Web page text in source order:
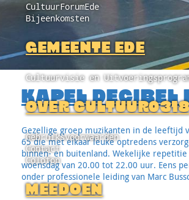
CultuurForumEde
Bijeenkomsten
GEMEENTE EDE
Cultuurvisie en
OVER
Gebruiksvoorwaarden
Contact
Colofon
MEEDOEN
KAPEL DECIBEL
Gezellige groep muzikanten in de leeftijd
65 die met elkaar leuke optredens
binnen- en buitenland. Wekelijke repetitie
woensdag van 20.00 tot 22.00 uur. Eens
onder professionele leiding van Marc